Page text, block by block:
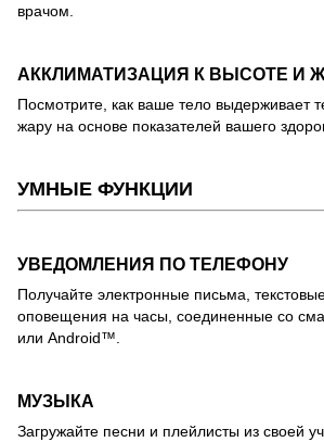
врачом.
АККЛИМАТИЗАЦИЯ К ВЫСОТЕ И
Посмотрите, как ваше тело выдерживает
жару на основе показателей вашего
УМНЫЕ ФУНКЦИИ
УВЕДОМЛЕНИЯ ПО ТЕЛЕФОНУ
Получайте электронные письма,
оповещения на часы, соединенные со
или Android™.
МУЗЫКА
Загружайте песни и плейлисты из своей